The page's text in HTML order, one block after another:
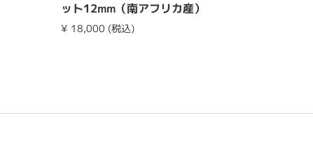
ット12mm（南アフリカ産）
¥ 18,000 (税込)